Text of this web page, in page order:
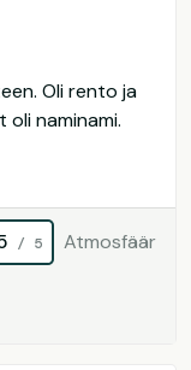
Oli rento ja
oli naminami.
/ 5 Atmosfäär